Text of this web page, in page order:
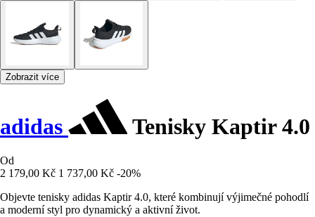
Zobrazit více
adidas Tenisky Kaptir 4.0
Od
2 179,00 Kč 1 737,00 Kč -20%
Objevte tenisky adidas Kaptir 4.0, které kombinují výjimečné pohodlí
a moderní styl pro dynamický a aktivní život.